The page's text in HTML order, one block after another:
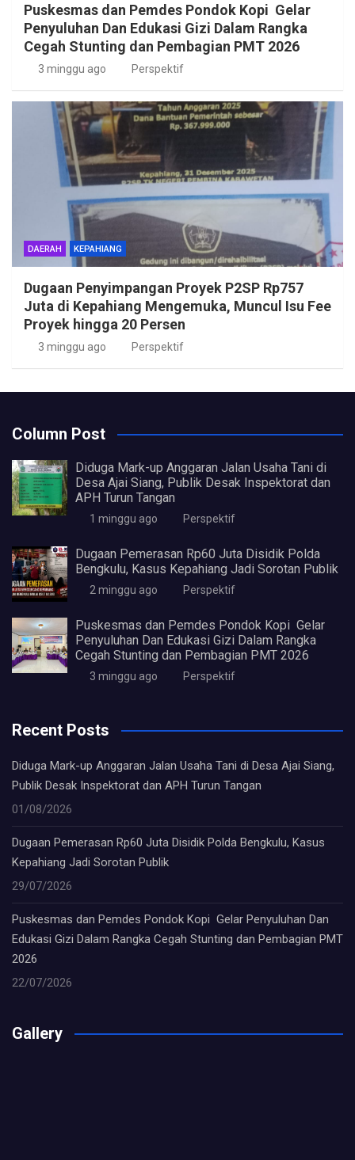
Puskesmas dan Pemdes Pondok Kopi Gelar
Penyuluhan Dan Edukasi Gizi Dalam Rangka
Cegah Stunting dan Pembagian PMT 2026
3 minggu ago Perspektif
DAERAH KEPAHIANG
Dugaan Penyimpangan Proyek P2SP Rp757
Juta di Kepahiang Mengemuka, Muncul Isu Fee
Proyek hingga 20 Persen
3 minggu ago Perspektif
Column Post
Diduga Mark-up Anggaran Jalan Usaha Tani di
Desa Ajai Siang, Publik Desak Inspektorat dan
APH Turun Tangan
1 minggu ago Perspektif
Dugaan Pemerasan Rp60 Juta Disidik Polda
Bengkulu, Kasus Kepahiang Jadi Sorotan Publik
2 minggu ago Perspektif
Puskesmas dan Pemdes Pondok Kopi Gelar
Penyuluhan Dan Edukasi Gizi Dalam Rangka
Cegah Stunting dan Pembagian PMT 2026
3 minggu ago Perspektif
Recent Posts
Diduga Mark-up Anggaran Jalan Usaha Tani di Desa Ajai Siang,
Publik Desak Inspektorat dan APH Turun Tangan
01/08/2026
Dugaan Pemerasan Rp60 Juta Disidik Polda Bengkulu, Kasus
Kepahiang Jadi Sorotan Publik
29/07/2026
Puskesmas dan Pemdes Pondok Kopi Gelar Penyuluhan Dan
Edukasi Gizi Dalam Rangka Cegah Stunting dan Pembagian PMT
2026
22/07/2026
Gallery